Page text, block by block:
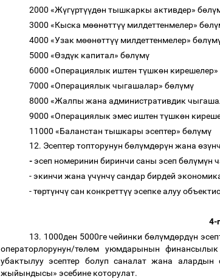
2000 «Жүгүртүүдөн тышкаркы активдер» бөлү
3000 «Кыска мөөнөттүү милдеттенмелер» бөлү
4000 «Узак мөөнөттүү милдеттенмелер» бөлүм
5000 «Өздүк капитал» бөлүмү
6000 «Операциялык иштен түшкөн кирешелер»
7000 «Операциялык чыгашалар» бөлүмү
8000 «Жалпы жана административдик
9000 «Операциялык эмес иштен түшкөн
11000 «Баланстан тышкары эсептер» бөлүмү
12. Эсептер топторунун бөлүмдөрүн жана өзүнч
-эсеп номеринин биринчи саны эсеп бөлүмүн
- экинчи жана үчүнчүсандар бирдей
-төртүнчүсан конкреттүүэсепке алуу
4-
13. 1000ден 5000ге чейинки бөлүмдөрдүн
операторлорунун/төлөм уюмдарынын
убактылуу эсептер болуп саналат жана алардын
жыйындысы» эсебине которулат.